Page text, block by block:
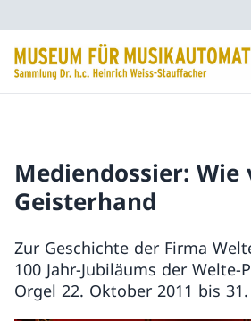
Mediendossier: Wie
Geisterhand
Zur Geschichte der Firma
100 Jahr-Jubiläums der Welte-
Orgel 22. Oktober 2011 bis